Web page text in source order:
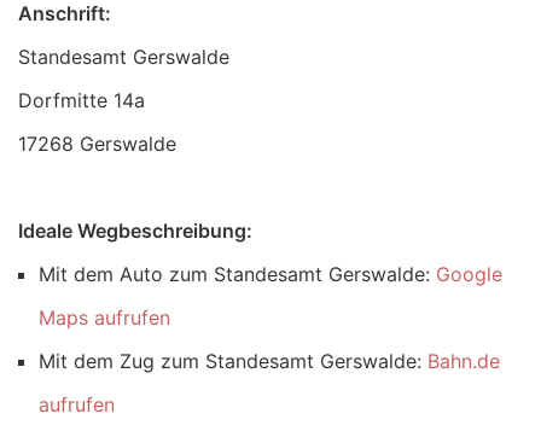
Anschrift:
Standesamt Gerswalde
17268 Gerswalde
Ideale Wegbeschreibung:
Mit dem Auto zum Standesamt Gerswalde: Google
Maps aufrufen
Mit dem Zug zum Standesamt Gerswalde: Bahn.de
aufrufen